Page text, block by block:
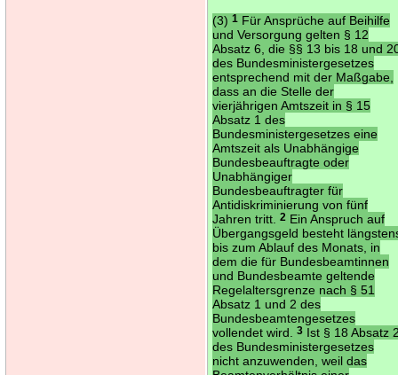
(3)1 Für Ansprüche auf Beihilfe
und Versorgung gelten § 12
Absatz 6, die §§ 13 bis 18 und
des Bundesministergesetzes
entsprechend mit der Maßgabe,
dass an die Stelle der
vierjährigen Amtszeit in § 15
Absatz 1 des
Bundesministergesetzes eine
Amtszeit als Unabhängige
Bundesbeauftragte oder
Unabhängiger
Bundesbeauftragter für
Antidiskriminierung von fünf
Jahren tritt.2 Ein Anspruch auf
Übergangsgeld besteht
bis zum Ablauf des Monats, in
dem die für Bundesbeamtinnen
und Bundesbeamte geltende
Regelaltersgrenze nach § 51
Absatz 1 und 2 des
Bundesbeamtengesetzes
vollendet wird.3 Ist § 18 Absatz
des Bundesministergesetzes
nicht anzuwenden, weil das